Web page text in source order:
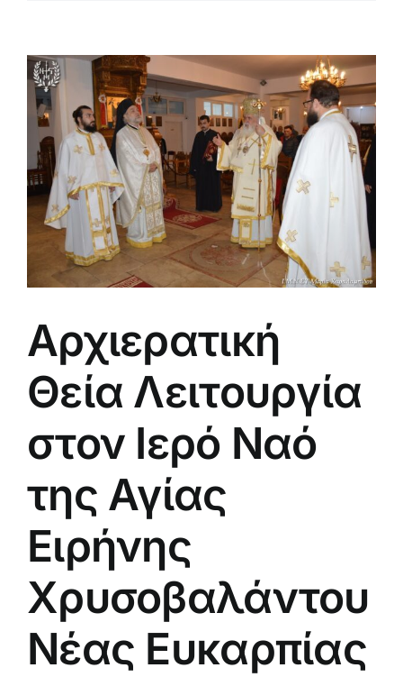
Προβολή
μεγαλύτερης
εικόνας
Αρχιερατική
Θεία Λειτουργία
στον Ιερό Ναό
της Αγίας
Ειρήνης
Χρυσοβαλάντου
Νέας Ευκαρπίας